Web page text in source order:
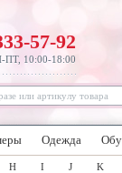
57-92
ПТ, 10:00-18:00
Одежда
H I J K